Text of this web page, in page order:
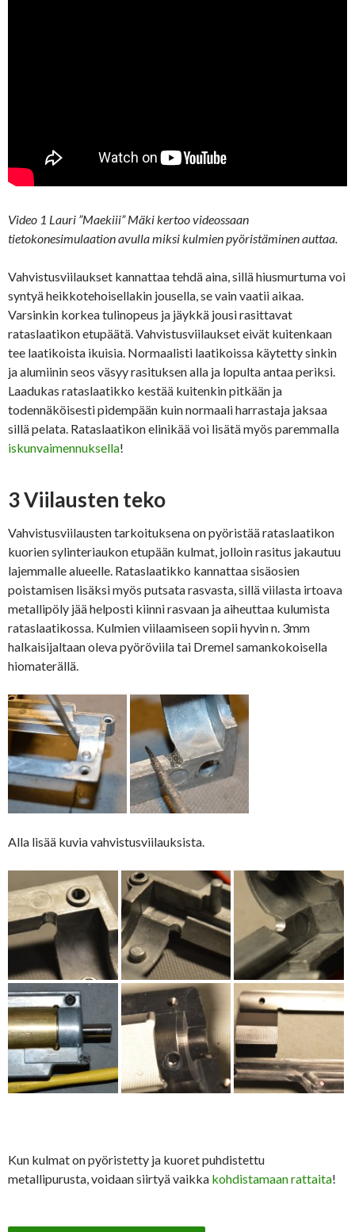
Video 1 Lauri ”Maekiii” Mäki kertoo videossaan
tietokonesimulaation avulla miksi kulmien pyöristäminen auttaa.
Vahvistusviilaukset kannattaa tehdä aina, sillä hiusmurtuma voi
syntyä heikkotehoisellakin jousella, se vain vaatii aikaa.
Varsinkin korkea tulinopeus ja jäykkä jousi rasittavat
rataslaatikon etupäätä. Vahvistusviilaukset eivät kuitenkaan
tee laatikoista ikuisia. Normaalisti laatikoissa käytetty sinkin
ja alumiinin seos väsyy rasituksen alla ja lopulta antaa periksi.
Laadukas rataslaatikko kestää kuitenkin pitkään ja
todennäköisesti pidempään kuin normaali harrastaja jaksaa
sillä pelata. Rataslaatikon elinikää voi lisätä myös paremmalla
iskunvaimennuksella!
3 Viilausten teko
Vahvistusviilausten tarkoituksena on pyöristää rataslaatikon
kuorien sylinteriaukon etupään kulmat, jolloin rasitus jakautuu
lajemmalle alueelle. Rataslaatikko kannattaa sisäosien
poistamisen lisäksi myös putsata rasvasta, sillä viilasta irtoava
metallipöly jää helposti kiinni rasvaan ja aiheuttaa kulumista
rataslaatikossa. Kulmien viilaamiseen sopii hyvin n. 3mm
halkaisijaltaan oleva pyöröviila tai Dremel samankokoisella
hiomaterällä.
Alla lisää kuvia vahvistusviilauksista.
Kun kulmat on pyöristetty ja kuoret puhdistettu
metallipurusta, voidaan siirtyä vaikka kohdistamaan rattaita!